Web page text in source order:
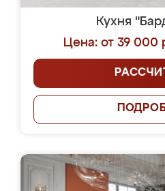
Кухня
Цена: от 39 000